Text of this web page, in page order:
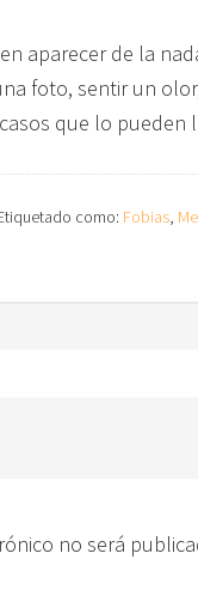
aparecer de la
foto, sentir un
que lo pueden
como: Fobias,
no será